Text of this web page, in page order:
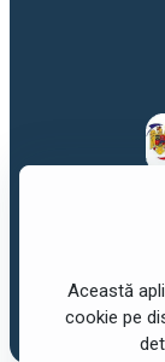
©2017-
Această
cookie pe